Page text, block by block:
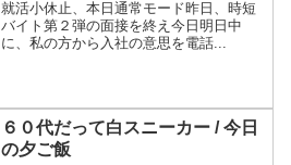
就活小休止、本日通常モード昨日、時短
バイト第２弾の面接を終え今日明日中
に、私の方から入社の意思を電話...
６０代だって白スニーカー / 今日
の夕ご飯